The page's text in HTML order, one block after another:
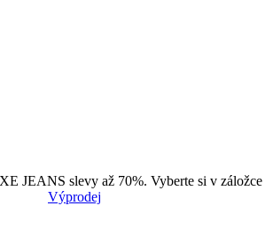
JEANS slevy až 70%. Vyberte si v záložce
Výprodej